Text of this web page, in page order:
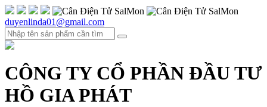
duyenlinda01@gmail.com
CÔNG TY CỔ PHẦN ĐẦU TƯ
HỒ GIA PHÁT